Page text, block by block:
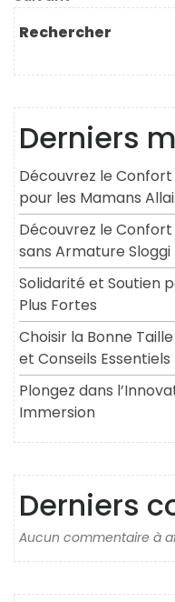
l’article
suivant
Rechercher
Derniers
Découvrez le
pour les Mamans
Découvrez le
sans Armature Sloggi
Solidarité et Soutien
Plus Fortes
Choisir la Bonne
et Conseils Essentiels
Plongez dans
Immersion
Derniers
Aucun commentaire à